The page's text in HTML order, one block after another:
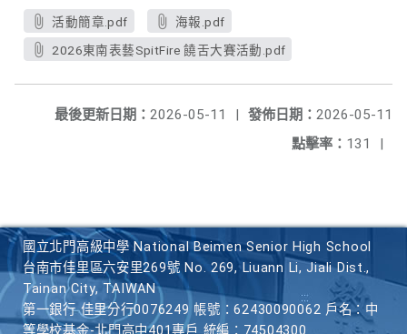
活動簡章.pdf
海報.pdf
2026東南表藝SpitFire 饒舌大賽活動.pdf
發佈日期： 2026-05-11
最後更新日期： 2026-05-11
|
點擊率： 131 |
國立北門高級中學 National Beimen Senior High School
台南市佳里區六安里269號 No. 269, Liuann Li, Jiali Dist.,
Tainan City, TAIWAN
第一銀行 佳里分行0076249 帳號：62430090062 戶名：中
等學校基金-北門高中401專戶 統編：74504300